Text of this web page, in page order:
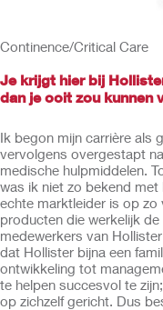
Continence/Critical Care
Je krijgt hier bij
dan je ooit zou kunnen
Ik begon mijn carrière als
vervolgens overgestapt
medische hulpmiddelen.
was ik niet zo bekend
echte marktleider is op zo
producten die werkelijk
medewerkers van
dat Hollister bijna een
ontwikkeling tot
te helpen succesvol te
op zichzelf gericht. Dus